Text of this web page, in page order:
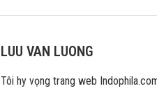
LUU VAN LUONG
Tôi hy vọng trang web